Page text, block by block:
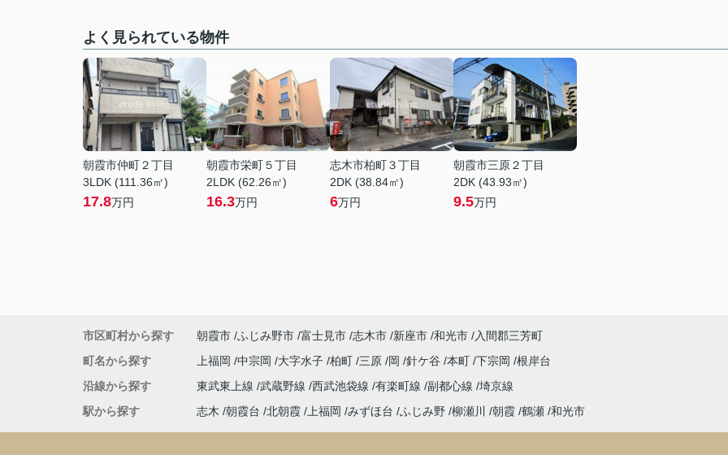
よく見られている物件
朝霞市仲町２丁目
3LDK (111.36㎡)
17.8万円
朝霞市栄町５丁目
2LDK (62.26㎡)
16.3万円
志木市柏町３丁目
2DK (38.84㎡)
6万円
朝霞市三原２丁目
2DK (43.93㎡)
9.5万円
市区町村から探す 朝霞市 ふじみ野市 富士見市 志木市 新座市 和光市
入間郡三芳町
町名から探す
上福岡 中宗岡 大字水子 柏町 三原 岡 針ケ谷 本町 下宗岡
根岸台
沿線から探す
東武東上線 武蔵野線 西武池袋線 有楽町線 副都心線 埼京線
駅から探す
志木 朝霞台 北朝霞 上福岡 みずほ台 ふじみ野 柳瀬川 朝霞 鶴瀬 和光市